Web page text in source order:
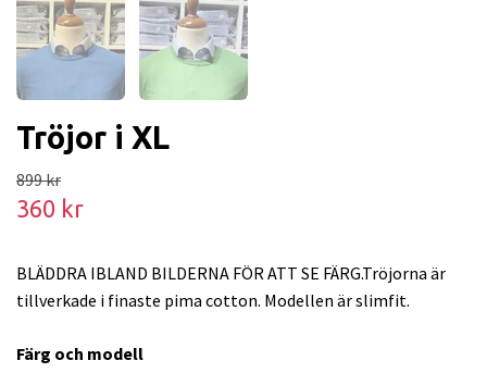
Tröjor i XL
899 kr
360 kr
BLÄDDRA IBLAND BILDERNA FÖR ATT SE FÄRG.Tröjorna är
tillverkade i finaste pima cotton. Modellen är slimfit.
Färg och modell